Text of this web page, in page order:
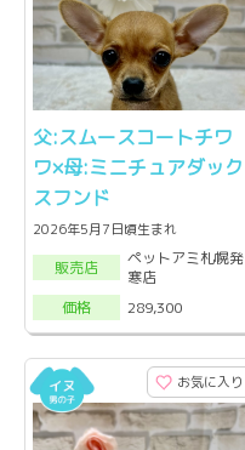
父:スムースコートチワ
ワ×母:ミニチュアダック
スフンド
2026年5月7日頃生まれ
販売店
ペットアミ札幌発
寒店
価格
289,300
お気に入り